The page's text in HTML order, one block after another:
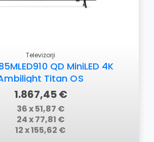
Televizorji
QD MiniLED 4K
Titan OS
1.867,45 €
36 x 51,87 €
24 x 77,81 €
12 x 155,62 €